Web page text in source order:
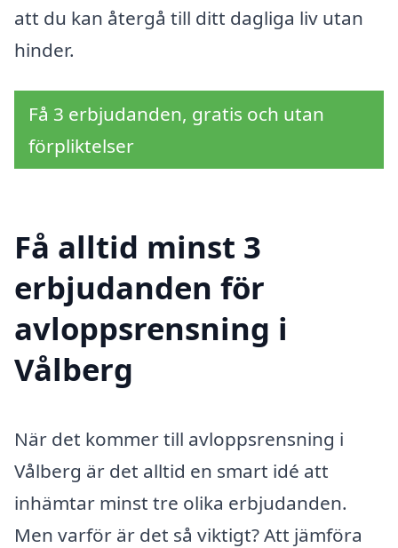
att du kan återgå till ditt dagliga liv utan
hinder.
Få 3 erbjudanden, gratis och utan
förpliktelser
Få alltid minst 3
erbjudanden för
avloppsrensning i
Vålberg
När det kommer till avloppsrensning i
Vålberg är det alltid en smart idé att
inhämtar minst tre olika erbjudanden.
Men varför är det så viktigt? Att jämföra